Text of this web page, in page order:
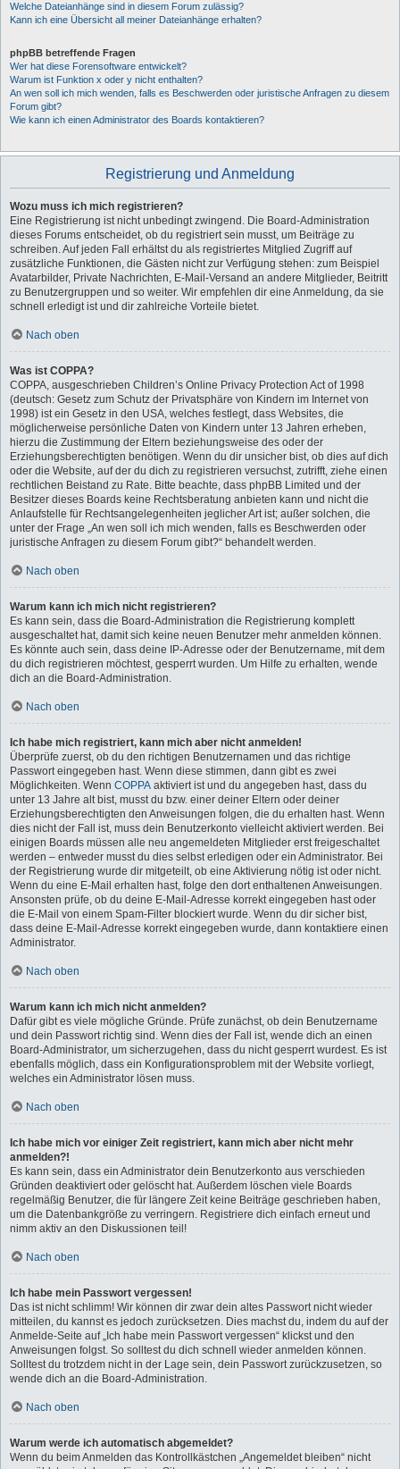
Welche Dateianhänge sind in diesem Forum zulässig?
Kann ich eine Übersicht all meiner Dateianhänge erhalten?
phpBB betreffende Fragen
Wer hat diese Forensoftware entwickelt?
Warum ist Funktion x oder y nicht enthalten?
An wen soll ich mich wenden, falls es Beschwerden oder juristische Anfragen zu diesem
Forum gibt?
Wie kann ich einen Administrator des Boards kontaktieren?
Registrierung und Anmeldung
Wozu muss ich mich registrieren?
Eine Registrierung ist nicht unbedingt zwingend. Die Board-Administration
dieses Forums entscheidet, ob du registriert sein musst, um Beiträge zu
schreiben. Auf jeden Fall erhältst du als registriertes Mitglied Zugriff auf
zusätzliche Funktionen, die Gästen nicht zur Verfügung stehen: zum Beispiel
Avatarbilder, Private Nachrichten, E-Mail-Versand an andere Mitglieder, Beitritt
zu Benutzergruppen und so weiter. Wir empfehlen dir eine Anmeldung, da sie
schnell erledigt ist und dir zahlreiche Vorteile bietet.
Nach oben
Was ist COPPA?
COPPA, ausgeschrieben Children’s Online Privacy Protection Act of 1998
(deutsch: Gesetz zum Schutz der Privatsphäre von Kindern im Internet von
1998) ist ein Gesetz in den USA, welches festlegt, dass Websites, die
möglicherweise persönliche Daten von Kindern unter 13 Jahren erheben,
hierzu die Zustimmung der Eltern beziehungsweise des oder der
Erziehungsberechtigten benötigen. Wenn du dir unsicher bist, ob dies auf dich
oder die Website, auf der du dich zu registrieren versuchst, zutrifft, ziehe einen
rechtlichen Beistand zu Rate. Bitte beachte, dass phpBB Limited und der
Besitzer dieses Boards keine Rechtsberatung anbieten kann und nicht die
Anlaufstelle für Rechtsangelegenheiten jeglicher Art ist; außer solchen, die
unter der Frage „An wen soll ich mich wenden, falls es Beschwerden oder
juristische Anfragen zu diesem Forum gibt?“ behandelt werden.
Nach oben
Warum kann ich mich nicht registrieren?
Es kann sein, dass die Board-Administration die Registrierung komplett
ausgeschaltet hat, damit sich keine neuen Benutzer mehr anmelden können.
Es könnte auch sein, dass deine IP-Adresse oder der Benutzername, mit dem
du dich registrieren möchtest, gesperrt wurden. Um Hilfe zu erhalten, wende
dich an die Board-Administration.
Nach oben
Ich habe mich registriert, kann mich aber nicht anmelden!
Überprüfe zuerst, ob du den richtigen Benutzernamen und das richtige
Passwort eingegeben hast. Wenn diese stimmen, dann gibt es zwei
Möglichkeiten. Wenn COPPA aktiviert ist und du angegeben hast, dass du
unter 13 Jahre alt bist, musst du bzw. einer deiner Eltern oder deiner
Erziehungsberechtigten den Anweisungen folgen, die du erhalten hast. Wenn
dies nicht der Fall ist, muss dein Benutzerkonto vielleicht aktiviert werden. Bei
einigen Boards müssen alle neu angemeldeten Mitglieder erst freigeschaltet
werden – entweder musst du dies selbst erledigen oder ein Administrator. Bei
der Registrierung wurde dir mitgeteilt, ob eine Aktivierung nötig ist oder nicht.
Wenn du eine E-Mail erhalten hast, folge den dort enthaltenen Anweisungen.
Ansonsten prüfe, ob du deine E-Mail-Adresse korrekt eingegeben hast oder
die E-Mail von einem Spam-Filter blockiert wurde. Wenn du dir sicher bist,
dass deine E-Mail-Adresse korrekt eingegeben wurde, dann kontaktiere einen
Administrator.
Nach oben
Warum kann ich mich nicht anmelden?
Dafür gibt es viele mögliche Gründe. Prüfe zunächst, ob dein Benutzername
und dein Passwort richtig sind. Wenn dies der Fall ist, wende dich an einen
Board-Administrator, um sicherzugehen, dass du nicht gesperrt wurdest. Es ist
ebenfalls möglich, dass ein Konfigurationsproblem mit der Website vorliegt,
welches ein Administrator lösen muss.
Nach oben
Ich habe mich vor einiger Zeit registriert, kann mich aber nicht mehr
anmelden?!
Es kann sein, dass ein Administrator dein Benutzerkonto aus verschieden
Gründen deaktiviert oder gelöscht hat. Außerdem löschen viele Boards
regelmäßig Benutzer, die für längere Zeit keine Beiträge geschrieben haben,
um die Datenbankgröße zu verringern. Registriere dich einfach erneut und
nimm aktiv an den Diskussionen teil!
Nach oben
Ich habe mein Passwort vergessen!
Das ist nicht schlimm! Wir können dir zwar dein altes Passwort nicht wieder
mitteilen, du kannst es jedoch zurücksetzen. Dies machst du, indem du auf der
Anmelde-Seite auf „Ich habe mein Passwort vergessen“ klickst und den
Anweisungen folgst. So solltest du dich schnell wieder anmelden können.
Solltest du trotzdem nicht in der Lage sein, dein Passwort zurückzusetzen, so
wende dich an die Board-Administration.
Nach oben
Warum werde ich automatisch abgemeldet?
Wenn du beim Anmelden das Kontrollkästchen „Angemeldet bleiben“ nicht